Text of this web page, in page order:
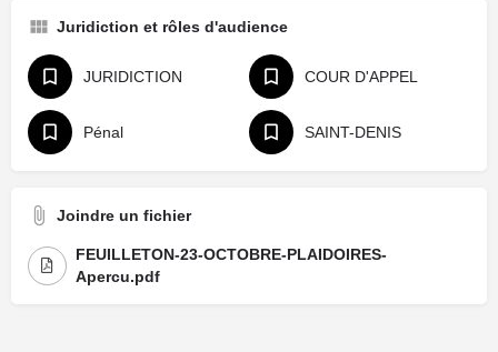
Juridiction et rôles d'audience
JURIDICTION COUR D'APPEL
Pénal SAINT-DENIS
Joindre un fichier
FEUILLETON-23-OCTOBRE-PLAIDOIRES-
Apercu.pdf